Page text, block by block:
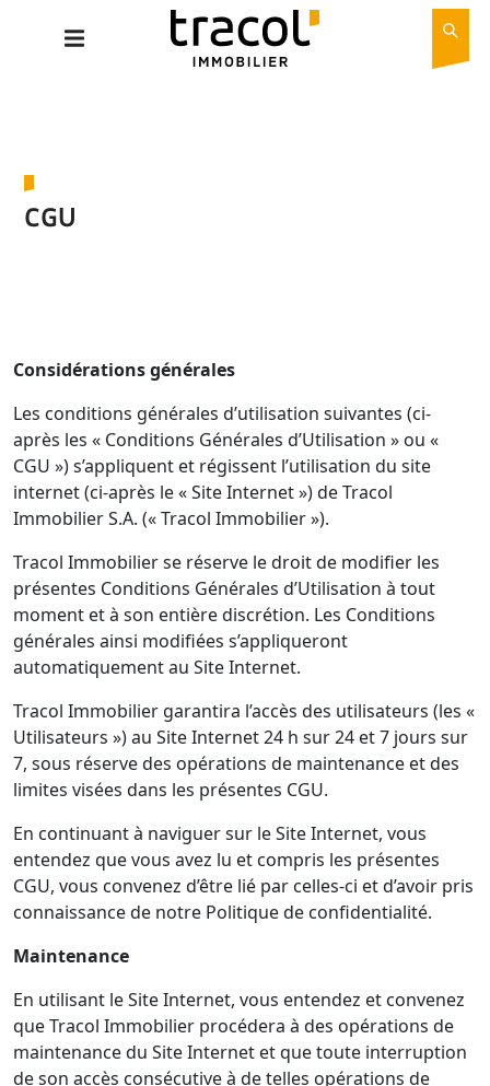
CGU
Considérations générales
Les conditions générales d’utilisation suivantes (ci-
après les « Conditions Générales d’Utilisation » ou «
CGU ») s’appliquent et régissent l’utilisation du site
internet (ci-après le « Site Internet ») de Tracol
Immobilier S.A. (« Tracol Immobilier »).
Tracol Immobilier se réserve le droit de modifier les
présentes Conditions Générales d’Utilisation à tout
moment et à son entière discrétion. Les Conditions
générales ainsi modifiées s’appliqueront
automatiquement au Site Internet.
Tracol Immobilier garantira l’accès des utilisateurs (les «
Utilisateurs ») au Site Internet 24 h sur 24 et 7 jours sur
7, sous réserve des opérations de maintenance et des
limites visées dans les présentes CGU.
En continuant à naviguer sur le Site Internet, vous
entendez que vous avez lu et compris les présentes
CGU, vous convenez d’être lié par celles-ci et d’avoir pris
connaissance de notre Politique de confidentialité.
Maintenance
En utilisant le Site Internet, vous entendez et convenez
que Tracol Immobilier procédera à des opérations de
maintenance du Site Internet et que toute interruption
de son accès consécutive à de telles opérations de